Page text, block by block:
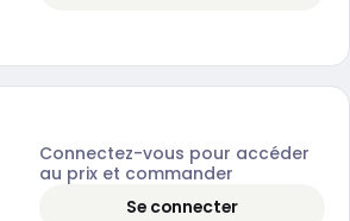
Connectez-vous pour accéder
au prix et commander
Se connecter